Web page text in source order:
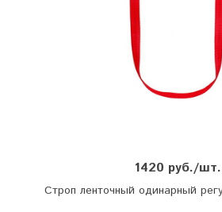
1420 руб./шт.
Строп ленточный одинарный